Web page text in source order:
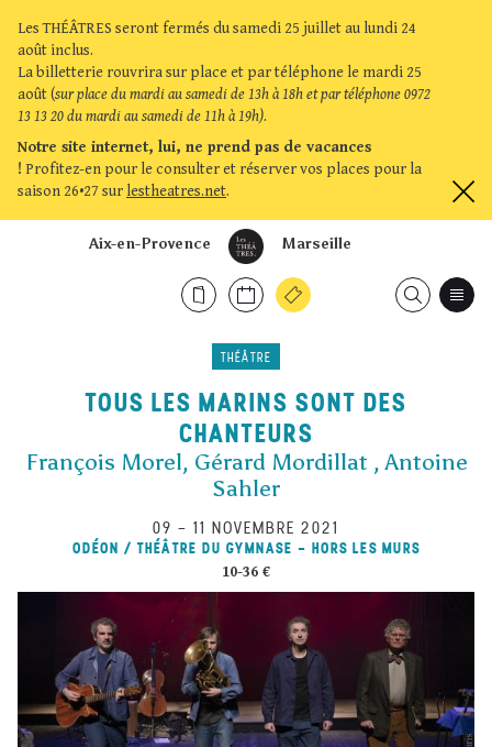
Les THÉÂTRES seront fermés du samedi 25 juillet au lundi 24
août inclus.
La billetterie rouvrira sur place et par téléphone le mardi 25
août (sur place du mardi au samedi de 13h à 18h et par téléphone 0972
13 13 20 du mardi au samedi de 11h à 19h).
Notre site internet, lui, ne prend pas de vacances
! Profitez-en pour le consulter et réserver vos places pour la
saison 26•27 sur lestheatres.net.
Marseille
Aix-en-Provence
THÉÂTRE
TOUS LES MARINS SONT DES
CHANTEURS
François Morel, Gérard Mordillat , Antoine
Sahler
09 – 11 NOVEMBRE 2021
ODÉON / THÉÂTRE DU GYMNASE - HORS LES MURS
10-36 €